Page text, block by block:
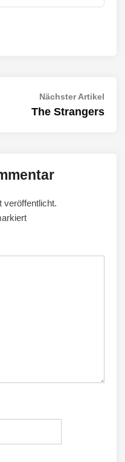
Nächster Artikel
The Strangers
veröffentlicht.